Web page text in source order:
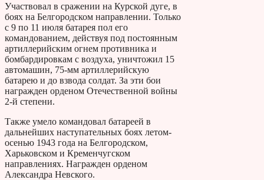
Участвовал в сражении на Курской дуге, в
боях на Белгородском направлении. Только
с 9 по 11 июля батарея пол его
командованием, действуя под постоянным
артиллерийским огнем противника и
бомбардировкам с воздуха, уничтожил 15
автомашин, 75-мм артиллерийскую
батарею и до взвода солдат. За эти бои
награжден орденом Отечественной войны
2-й степени.
Также умело командовал батареей в
дальнейших наступательных боях летом-
осенью 1943 года на Белгородском,
Харьковском и Кременчугском
направлениях. Награжден орденом
Александра Невского.